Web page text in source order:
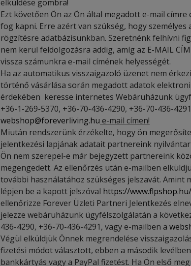
elküldése gombra!
Ezt követően Ön az Ön által megadott e-mail
fog kapni. Erre azért van szükség, hogy
rögzítésre adatbázisunkban. Szeretnénk felhívni
nem kerül feldolgozásra addig, amíg az E-MAIL
vissza számunkra e-mail címének helyességét.
Ha az automatikus visszaigazoló üzenet nem
történő vásárlása során megadott adatok
érdekében keresse internetes Webáruházunk
+36-1-269-5370, +36-70-436-4290, +36-70-436-
webshop@foreverliving.hu e-mail címen!
Miután rendszerünk érzékelte, hogy ön
jelentkezési lapjának adatait partnereink
Ön nem szerepel-e már bejegyzett partnereink
megengedett. Az ellenőrzés után e-mailben
további használatához szükséges jelszavát.
lépjen be a kapott jelszóval https://www.flpshop.hu/
ellenőrizze Forever Üzleti Partneri Jelentkezés
jelezze webáruházunk ügyfélszolgálatán a
436-4290, +36-70-436-4291, vagy e-mailben a
Végül elküldjük Önnek megrendelése
fizetési módot választott, ebben a második
bankkártyás vagy a PayPal fizetést. Ha Ön első